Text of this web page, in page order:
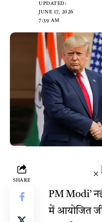
UPDATED:
JUNE 17, 2026
7:39 AM
SHARE
×
PM Modi’
में आयोजित